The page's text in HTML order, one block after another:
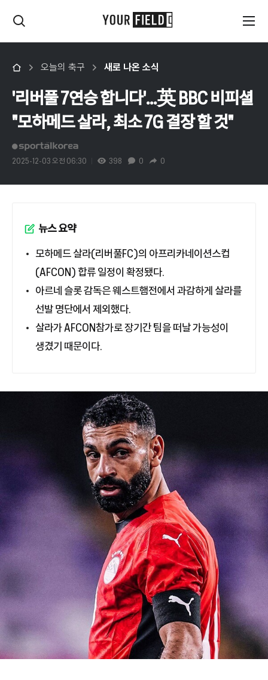
오늘의 축구 새로 나온 소식
'리버풀 7연승 합니다'...英 BBC 비피셜
"모하메드 살라, 최소 7G 결장 할 것"
2025-12-03 오전 06:30 398 0 0
뉴스 요약
모하메드 살라(리버풀FC)의 아프리카네이션스컵
(AFCON) 합류 일정이 확정됐다.
아르네 슬롯 감독은 웨스트햄전에서 과감하게 살라를
선발 명단에서 제외했다.
살라가 AFCON참가로 장기간 팀을 떠날 가능성이
생겼기 때문이다.